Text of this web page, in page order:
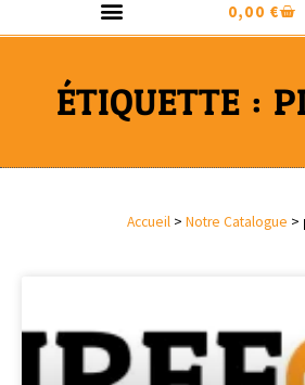
0,00 €
ÉTIQUETTE :
Accueil> Notre Catalogue >